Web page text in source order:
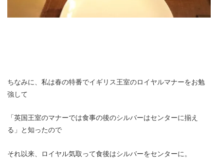
ちなみに、私は春の特番でイギリス王室のロイヤルマナーをお勉
強して
「英国王室のマナーでは食事の後のシルバーはセンターに揃え
る」と知ったので
それ以来、ロイヤル気取って食後はシルバーをセンターに。